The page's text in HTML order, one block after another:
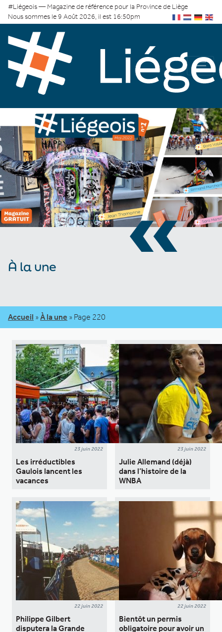
#Liégeois — Magazine de référence pour la Province de Liège
Nous sommes le 9 Août 2026, il est 16:50pm
«
À la une
Accueil » À la une » Page 220
23 juin 2022
Les irréductibles
Gaulois lancent les
vacances
23 juin 2022
Julie Allemand (déjà)
dans l’histoire de la
WNBA
22 juin 2022
Philippe Gilbert
disputera la Grande
22 juin 2022
Bientôt un permis
obligatoire pour avoir un